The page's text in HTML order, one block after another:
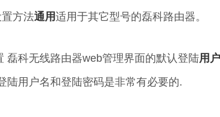
方法通用适用于其它型号的磊科路由器。
磊科无线路由器web管理界面的默认登陆用户
陆用户名和登陆密码是非常有必要的.